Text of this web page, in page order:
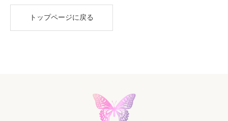
トップページに戻る